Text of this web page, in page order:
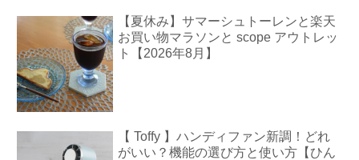
【夏休み】サマーシュトーレンと楽天
お買い物マラソンと scope アウトレッ
ト【2026年8月】
【 Toffy 】ハンディファン新調！どれ
がいい？機能の選び方と使い方【ひん